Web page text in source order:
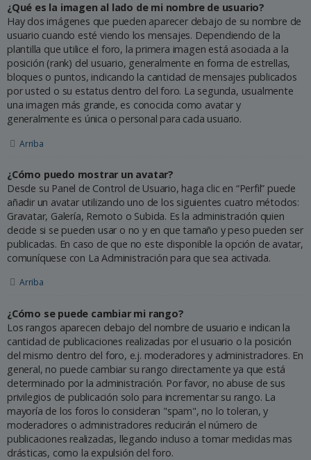
¿Qué es la imagen al lado de mi nombre de usuario?
Hay dos imágenes que pueden aparecer debajo de su nombre de
usuario cuando esté viendo los mensajes. Dependiendo de la
plantilla que utilice el foro, la primera imagen está asociada a la
posición (rank) del usuario, generalmente en forma de estrellas,
bloques o puntos, indicando la cantidad de mensajes publicados
por usted o su estatus dentro del foro. La segunda, usualmente
una imagen más grande, es conocida como avatar y
generalmente es única o personal para cada usuario.
Arriba
¿Cómo puedo mostrar un avatar?
Desde su Panel de Control de Usuario, haga clic en “Perfil” puede
añadir un avatar utilizando uno de los siguientes cuatro métodos:
Gravatar, Galería, Remoto o Subida. Es la administración quien
decide si se pueden usar o no y en que tamaño y peso pueden ser
publicadas. En caso de que no este disponible la opción de avatar,
comuníquese con La Administración para que sea activada.
Arriba
¿Cómo se puede cambiar mi rango?
Los rangos aparecen debajo del nombre de usuario e indican la
cantidad de publicaciones realizadas por el usuario o la posición
del mismo dentro del foro, e.j. moderadores y administradores. En
general, no puede cambiar su rango directamente ya que está
determinado por la administración. Por favor, no abuse de sus
privilegios de publicación solo para incrementar su rango. La
mayoría de los foros lo consideran "spam", no lo toleran, y
moderadores o administradores reducirán el número de
publicaciones realizadas, llegando incluso a tomar medidas mas
drásticas, como la expulsión del foro.